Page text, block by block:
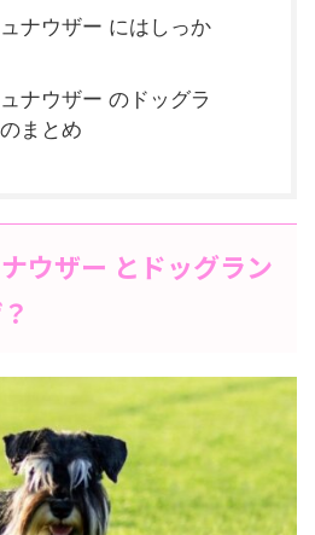
ナウザー にはしっか
ナウザー のドッグラ
まとめ
ウザー とドッグラン